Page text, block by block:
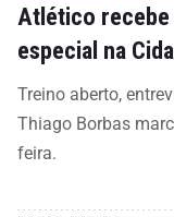
Atlético recebe
especial na
Treino aberto,
Thiago Borbas
feira.